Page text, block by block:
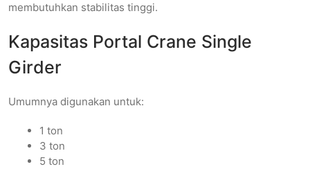
membutuhkan stabilitas tinggi.
Kapasitas Portal Crane Single
Girder
Umumnya digunakan untuk:
1 ton
3 ton
5 ton